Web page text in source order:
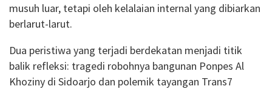
musuh luar, tetapi oleh kelalaian internal yang dibiarkan
berlarut-larut.
Dua peristiwa yang terjadi berdekatan menjadi titik
balik refleksi: tragedi robohnya bangunan Ponpes Al
Khoziny di Sidoarjo dan polemik tayangan Trans7